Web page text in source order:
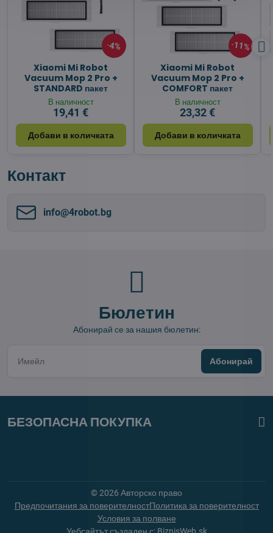
4%
Xiaomi Mi Robot
Vacuum Mop 2 Pro +
STANDARD пакет
В наличност
19,41 €
Добави в количката
11%
Xiaomi Mi Robot
Vacuum Mop 2 Pro +
COMFORT пакет
В наличност
23,32 €
Добави в количката
Контакт
info​@4robot​.bg
Бюлетин
Абонирай се за нашия бюлетин:
Абонирай
БЕЗОПАСНА ПОКУПКА
©2026 Авторско право
Предпочитания за поверителностПолитика за поверителност
Условия за полване